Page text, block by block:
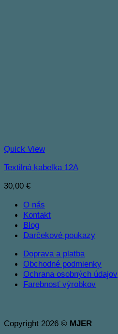
Quick View
Textilná kabelka 12A
30,00 €
O nás
Kontakt
Blog
Darčekové poukazy
Doprava a platba
Obchodné podmienky
Ochrana osobných údajov
Farebnosť výrobkov
Copyright 2026 © MJER